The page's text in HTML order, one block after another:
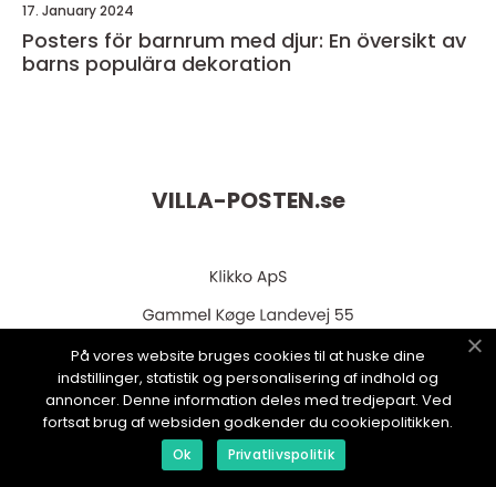
17. January 2024
Posters för barnrum med djur: En översikt av
barns populära dekoration
VILLA-POSTEN.se
web:www.klikko.dk
På vores website bruges cookies til at huske dine
indstillinger, statistik og personalisering af indhold og
annoncer. Denne information deles med tredjepart. Ved
fortsat brug af websiden godkender du cookiepolitikken.
Ok Privatlivspolitik